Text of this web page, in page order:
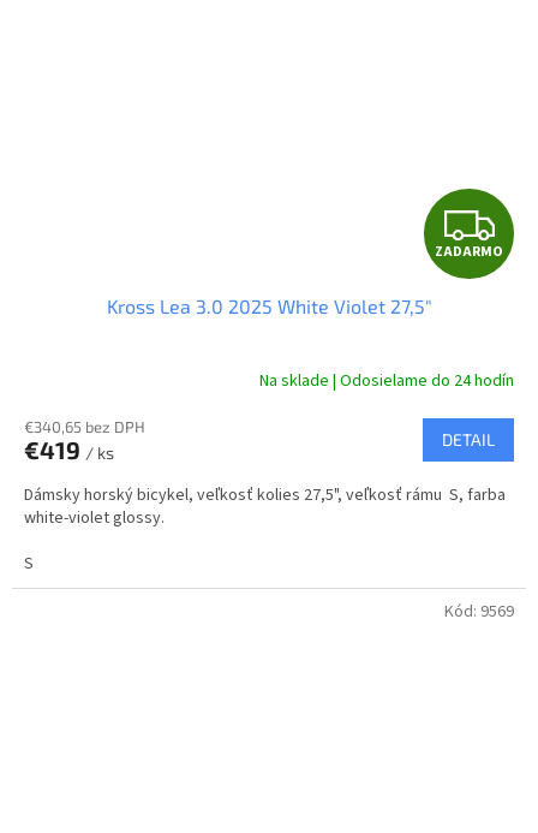
Z
A
A
R
M
ZADARMO
Kross Lea 3.0 2025 White Violet 27,5"
Na sklade | Odosielame do 24 hodín
€340,65 bez DPH
€419 / ks
DETAIL
Dámsky horský bicykel, veľkosť kolies 27,5", veľkosť rámu S, farba
white-violet glossy.
S
Kód: 9569